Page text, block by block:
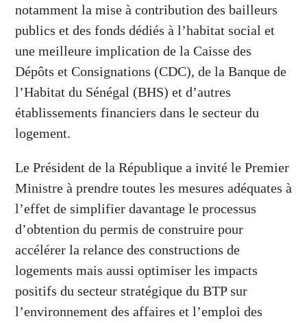
notamment la mise à contribution des bailleurs
publics et des fonds dédiés à l’habitat social et
une meilleure implication de la Caisse des
Dépôts et Consignations (CDC), de la Banque de
l’Habitat du Sénégal (BHS) et d’autres
établissements financiers dans le secteur du
logement.
Le Président de la République a invité le Premier
Ministre à prendre toutes les mesures adéquates à
l’effet de simplifier davantage le processus
d’obtention du permis de construire pour
accélérer la relance des constructions de
logements mais aussi optimiser les impacts
positifs du secteur stratégique du BTP sur
l’environnement des affaires et l’emploi des